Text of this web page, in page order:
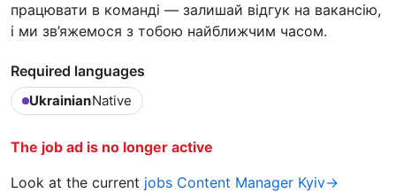
працювати в команді — залишай відгук на вакансію,
і ми зв’яжемося з тобою найближчим часом.
Required languages
UkrainianNative
The job ad is no longer active
Look at the current jobs Content Manager Kyiv→